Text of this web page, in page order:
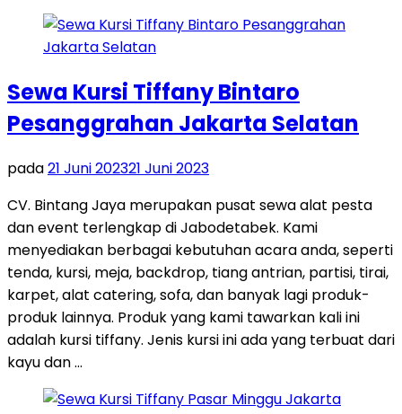
Sewa Kursi Tiffany Bintaro
Pesanggrahan Jakarta Selatan
pada21 Juni 202321 Juni 2023
CV. Bintang Jaya merupakan pusat sewa alat pesta
dan event terlengkap di Jabodetabek. Kami
menyediakan berbagai kebutuhan acara anda, seperti
tenda, kursi, meja, backdrop, tiang antrian, partisi, tirai,
karpet, alat catering, sofa, dan banyak lagi produk-
produk lainnya. Produk yang kami tawarkan kali ini
adalah kursi tiffany. Jenis kursi ini ada yang terbuat dari
kayu dan …